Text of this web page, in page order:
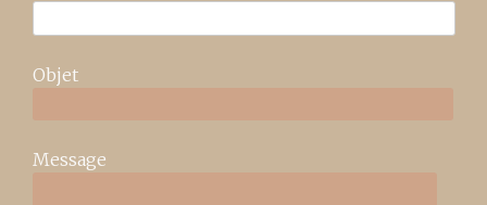
Objet
Message